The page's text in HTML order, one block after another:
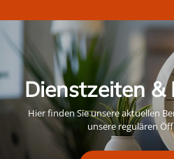
Dienstzeiten
Hier finden Sie unsere aktuellen
unsere regulären